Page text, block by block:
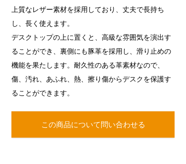
上質なレザー素材を採用しており、丈夫で長持ち
し、長く使えます。
デスクトップの上に置くと、高級な雰囲気を演出す
ることができ、裏側にも豚革を採用し、滑り止めの
機能を果たします。耐久性のある革素材なので、
傷、汚れ、あふれ、熱、擦り傷からデスクを保護す
ることができます。
この商品について問い合わせる